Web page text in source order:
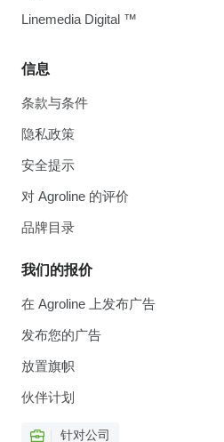
信息
条款与条件
隐私政策
安全提示
对 Agroline 的评价
品牌目录
我们的报价
在 Agroline 上发布广告
发布您的广告
放置旗帜
伙伴计划
针对公司
Linemedia Digital ™